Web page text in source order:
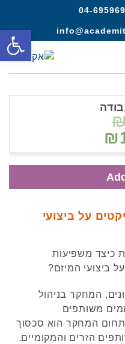
04-
על ביצועי
כיצד משפיעות
ביצועי המיזם?
המחקר בניהול
משותפים
המחקר הוא סכסוך
הזרים והמקומיים.
פתח